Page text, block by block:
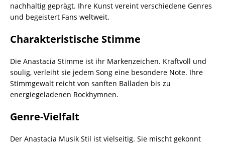
nachhaltig geprägt. Ihre Kunst vereint verschiedene Genres
und begeistert Fans weltweit.
Charakteristische Stimme
Die Anastacia Stimme ist ihr Markenzeichen. Kraftvoll und
soulig, verleiht sie jedem Song eine besondere Note. Ihre
Stimmgewalt reicht von sanften Balladen bis zu
energiegeladenen Rockhymnen.
Genre-Vielfalt
Der Anastacia Musik Stil ist vielseitig. Sie mischt gekonnt